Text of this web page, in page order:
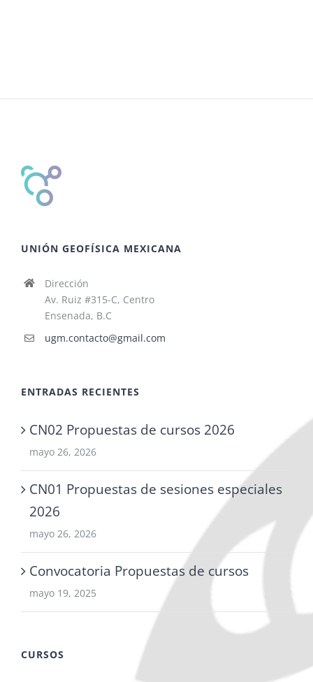
UNIÓN GEOFÍSICA MEXICANA
Dirección
Av. Ruiz #315-C, Centro
Ensenada, B.C
ugm.contacto@gmail.com
ENTRADAS RECIENTES
CN02 Propuestas de cursos 2026
mayo 26, 2026
CN01 Propuestas de sesiones especiales
2026
mayo 26, 2026
Convocatoria Propuestas de cursos
mayo 19, 2025
CURSOS